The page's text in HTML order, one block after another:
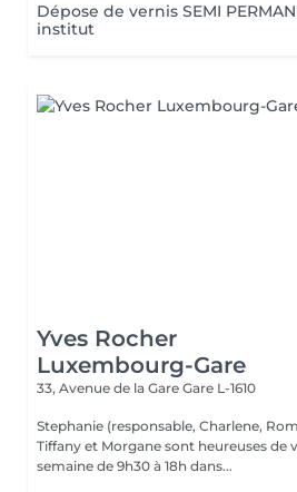
Dépose de vernis SEMI
institut
Yves Rocher
Luxembourg-Gare
33, Avenue de la Gare Gare L-1610
Stephanie (responsable, Charlene,
Tiffany et Morgane sont heureuses de
semaine de 9h30 à 18h dans...